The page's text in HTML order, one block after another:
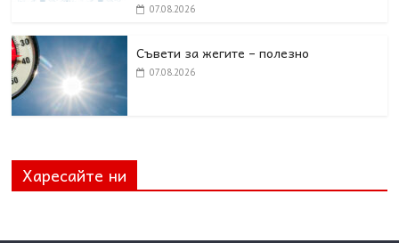
07.08.2026
Съвети за жегите – полезно
07.08.2026
Харесайте ни